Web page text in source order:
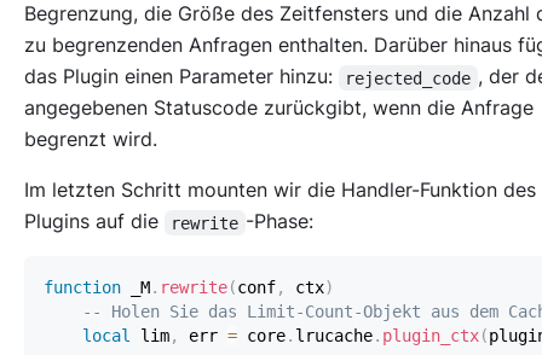
Begrenzung, die Größe des Zeitfensters und die Anzahl
zu begrenzenden Anfragen enthalten. Darüber hinaus
das Plugin einen Parameter hinzu:
rejected_code , der
angegebenen Statuscode zurückgibt, wenn die Anfrage
begrenzt wird.
Im letzten Schritt mounten wir die Handler-Funktion des
Plugins auf die
rewrite -Phase:
function _M. rewrite(conf, ctx)
-- Holen Sie das Limit-Count-Objekt aus dem
local lim, err = core. lrucache. plugin_ctx(